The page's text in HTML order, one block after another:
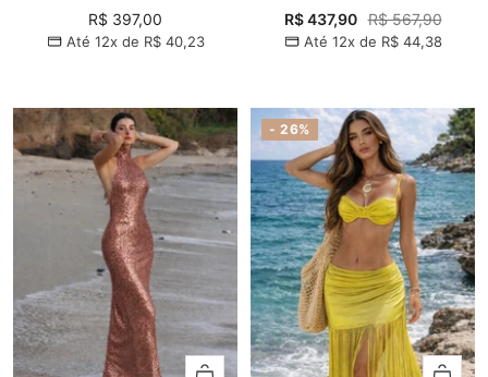
Preço
promocional
R$ 397,00
Até 12x de R$ 40,23
Preço
promocional
R$ 437,90 Preço
normal
R$ 567,90
Até 12x de R$ 44,38
Adicionar
- 26%